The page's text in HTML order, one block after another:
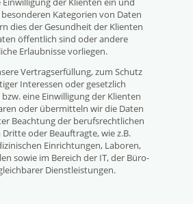
Kategorien von Daten
dies der Gesundheit der Klienten
öffentlich sind oder andere
Erlaubnisse vorliegen.
Vertragserfüllung, zum Schutz
Interessen oder gesetzlich
eine Einwilligung der Klienten
oder übermitteln wir die Daten
Beachtung der berufsrechtlichen
oder Beauftragte, wie z.B.
Einrichtungen, Laboren,
sowie im Bereich der IT, der Büro-
Dienstleistungen.